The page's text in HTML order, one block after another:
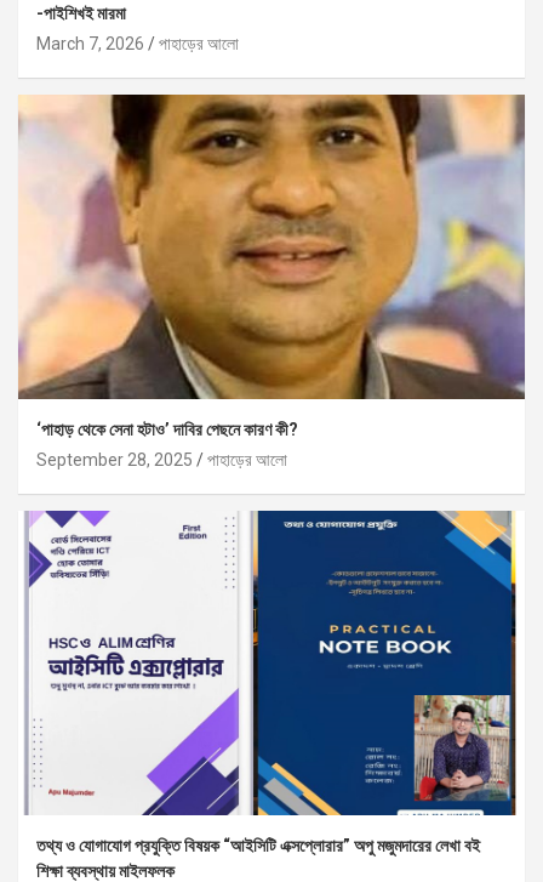
-পাইশিখই মারমা
March 7, 2026
পাহাড়ের আলো
‘পাহাড় থেকে সেনা হটাও’ দাবির পেছনে কারণ কী?
September 28, 2025
পাহাড়ের আলো
তথ্য ও যোগাযোগ প্রযুক্তি বিষয়ক “আইসিটি এক্সপ্লোরার” অপু মজুমদারের লেখা বই
শিক্ষা ব্যবস্থায় মাইলফলক